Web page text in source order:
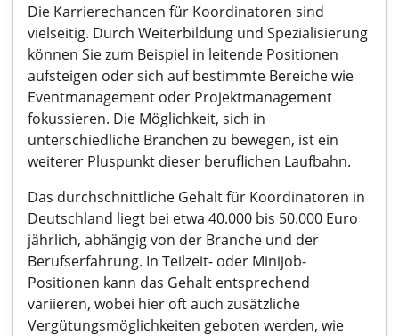
Die Karrierechancen für Koordinatoren sind
vielseitig. Durch Weiterbildung und Spezialisierung
können Sie zum Beispiel in leitende Positionen
aufsteigen oder sich auf bestimmte Bereiche wie
Eventmanagement oder Projektmanagement
fokussieren. Die Möglichkeit, sich in
unterschiedliche Branchen zu bewegen, ist ein
weiterer Pluspunkt dieser beruflichen Laufbahn.
Das durchschnittliche Gehalt für Koordinatoren in
Deutschland liegt bei etwa 40.000 bis 50.000 Euro
jährlich, abhängig von der Branche und der
Berufserfahrung. In Teilzeit- oder Minijob-
Positionen kann das Gehalt entsprechend
variieren, wobei hier oft auch zusätzliche
Vergütungsmöglichkeiten geboten werden, wie